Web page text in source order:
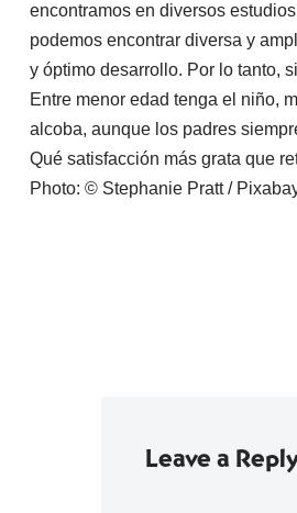
encontramos en diversos
podemos encontrar diversa y
y óptimo desarrollo. Por lo tanto,
Entre menor edad tenga el niño,
alcoba, aunque los padres
Qué satisfacción más grata que
Photo: © Stephanie Pratt /
Leave a